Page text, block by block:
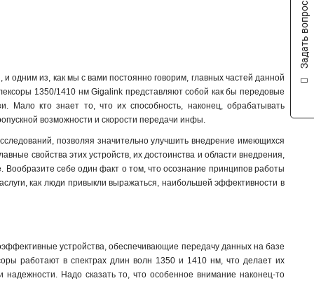
одним из, как мы с вами постоянно говорим, главных частей данной
1350/1410 нм Gigalink представляют собой как бы передовые
Мало кто знает то, что их способность, наконец, обрабатывать
возможности и скорости передачи инфы.
позволяя значительно улучшить внедрение имеющихся
свойства этих устройств, их достоинства и области внедрения,
себе один факт о том, что осознание принципов работы
как люди привыкли выражаться, наибольшей эффективности в
устройства, обеспечивающие передачу данных на базе
работают в спектрах длин волн 1350 и 1410 нм, что делает их
Надо сказать то, что особенное внимание наконец-то
Задать вопрос